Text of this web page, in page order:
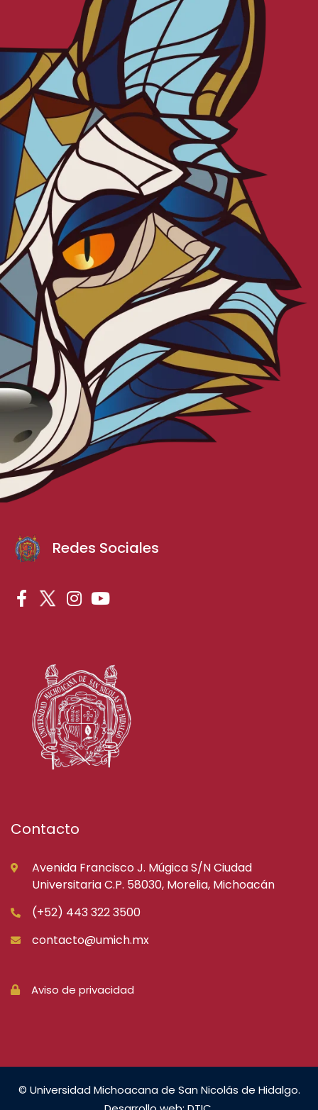
Redes Sociales
Contacto
Avenida Francisco J. Múgica S/N Ciudad
Universitaria C.P. 58030, Morelia, Michoacán
(+52) 443 322 3500
contacto@umich.mx
Aviso de privacidad
© Universidad Michoacana de San Nicolás de Hidalgo.